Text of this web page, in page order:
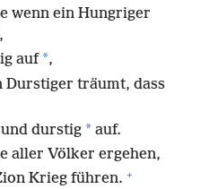
wenn ein Hungriger
auf *,
Durstiger träumt, dass
durstig * auf.
aller Völker ergehen,
Krieg führen. +